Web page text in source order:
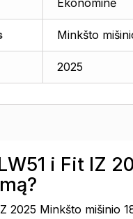
Ekonominė
Minkšto
2025
i Fit IZ
2025 Minkšto mišinio